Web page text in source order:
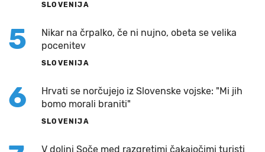
SLOVENIJA
5
Nikar na črpalko, če ni nujno, obeta se velika
pocenitev
SLOVENIJA
6
Hrvati se norčujejo iz Slovenske vojske: "Mi jih
bomo morali braniti"
SLOVENIJA
V dolini Soče med razgretimi čakajočimi turisti